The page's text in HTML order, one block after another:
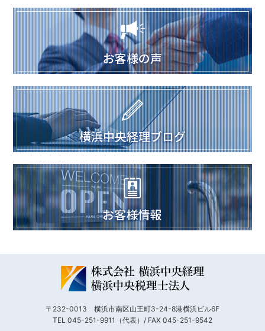
〒232-0013 横浜市南区山王町3-24-8港横浜ビル6F
TEL 045-251-9911（代表）/ FAX 045-251-9542